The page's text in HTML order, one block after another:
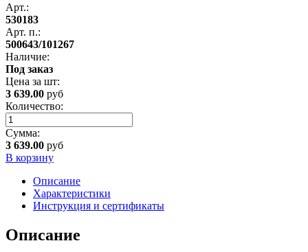
Арт.:
530183
Арт. п.:
500643/101267
Наличие:
Под заказ
Цена за шт:
3 639.00 руб
Количество:
Сумма:
3 639.00 руб
В корзину
Описание
Характеристики
Инструкция и сертификаты
Описание